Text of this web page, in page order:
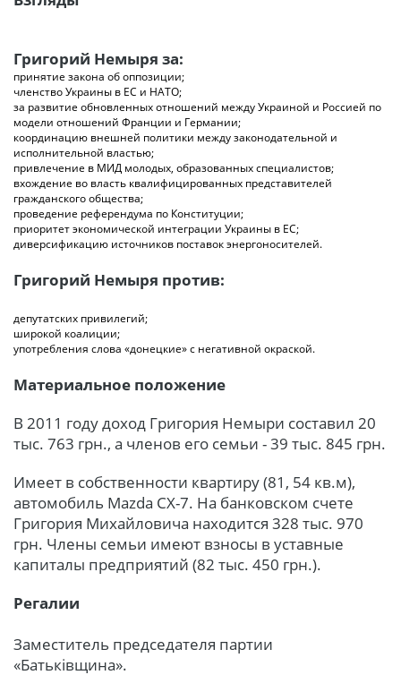
Григорий Немыря за:
принятие закона об оппозиции;
членство Украины в ЕС и НАТО;
за развитие обновленных отношений между Украиной и Россией по
модели отношений Франции и Германии;
координацию внешней политики между законодательной и
исполнительной властью;
привлечение в МИД молодых, образованных специалистов;
вхождение во власть квалифицированных представителей
гражданского общества;
проведение референдума по Конституции;
приоритет экономической интеграции Украины в ЕС;
диверсификацию источников поставок энергоносителей.
Григорий Немыря против:
депутатских привилегий;
широкой коалиции;
употребления слова «донецкие» с негативной окраской.
Материальное положение
В 2011 году доход Григория Немыри составил 20
тыс. 763 грн., а членов его семьи - 39 тыс. 845 грн.
Имеет в собственности квартиру (81, 54 кв.м),
автомобиль Mazda CX-7. На банковском счете
Григория Михайловича находится 328 тыс. 970
грн. Члены семьи имеют взносы в уставные
капиталы предприятий (82 тыс. 450 грн.).
Регалии
Заместитель председателя партии
«Батьківщина».